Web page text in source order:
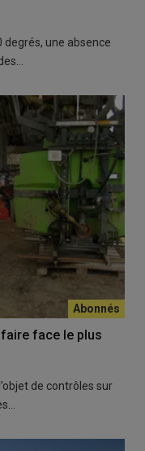
une absence
face le plus
de contrôles sur